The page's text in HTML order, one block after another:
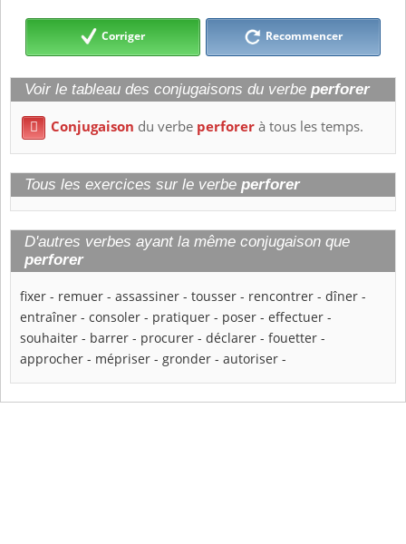
Corriger Recommencer
Voir le tableau des conjugaisons du verbe perforer
 Conjugaison du verbe perforerà tous les temps.
Tous les exercices sur le verbe perforer
D'autres verbes ayant la même conjugaison que
perforer
fixer - remuer - assassiner - tousser - rencontrer - dîner -
entraîner - consoler - pratiquer - poser - effectuer -
souhaiter - barrer - procurer - déclarer - fouetter -
approcher - mépriser - gronder - autoriser -